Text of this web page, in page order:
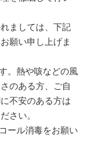
ましては、下記
願い申し上げま
。熱や咳などの風
のある方、ご自
不安のある方は
さい。
ール消毒をお願い